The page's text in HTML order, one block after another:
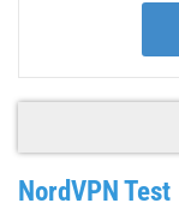
NordVPN Test